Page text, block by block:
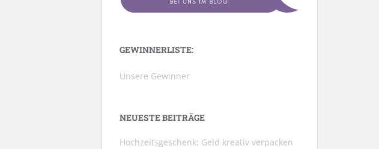
GEWINNERLISTE:
Unsere Gewinner
NEUESTE BEITRÄGE
Hochzeitsgeschenk: Geld kreativ verpacken